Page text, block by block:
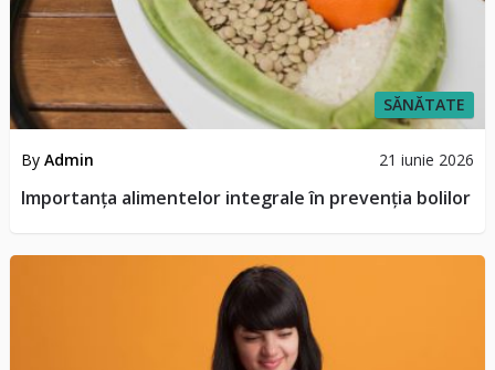
SĂNĂTATE
By Admin 21 iunie 2026
Importanța alimentelor integrale în prevenția bolilor